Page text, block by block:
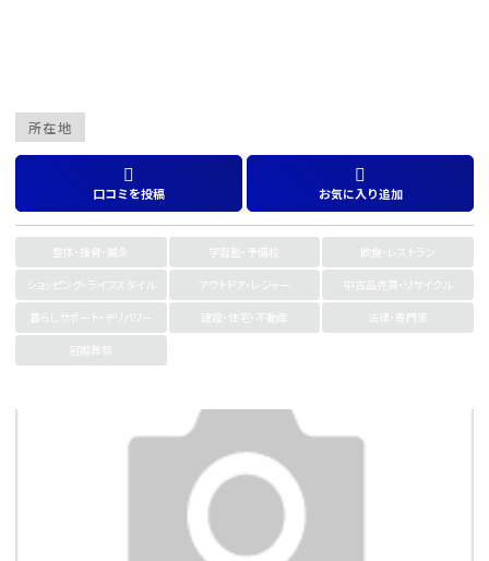
所在地
口コミを投稿 お気に入り追加
整体・接骨・鍼灸 学習塾・予備校
飲食・レストラン
ショッピング・ライフスタイル
アウトドア・レジャー
中古品売買・リサイクル
暮らしサポート・デリバリー
建設・住宅・不動産
法律・専門家
冠婚葬祭